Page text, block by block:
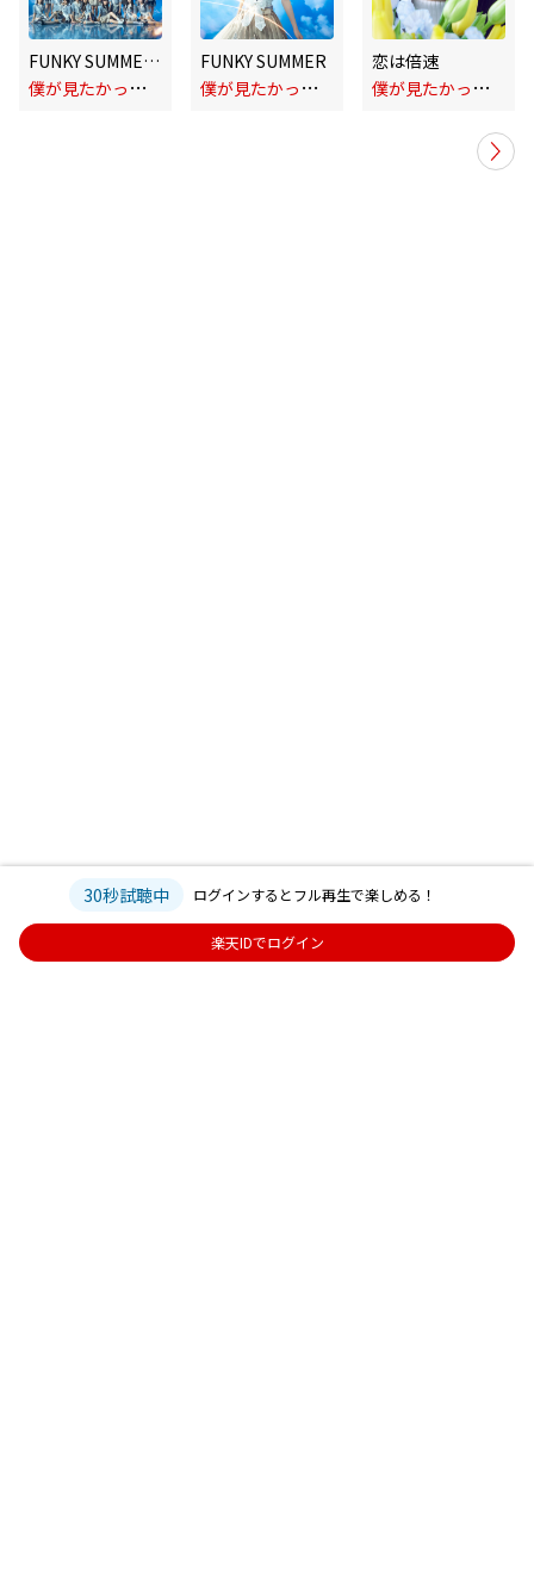
FUNKY SUMMER (Special Edition)
僕
が見たかった青空
FUNKY SUMMER
僕
が見たかった青空
恋は倍速
僕
が見たかった青空
30秒試聴中 ログインするとフル再生で楽しめる！
楽天IDでログイン